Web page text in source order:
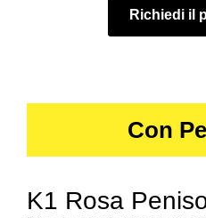
Richiedi il
Con
K1 Rosa